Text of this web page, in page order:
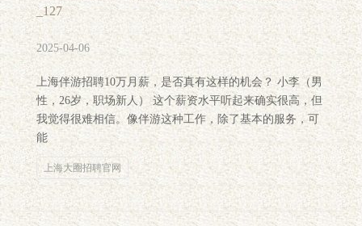
_127
2025-04-06
上海伴游招聘10万月薪，是否真有这样的机会？ 小李（男
性，26岁，职场新人） 这个薪资水平听起来确实很高，但
我觉得很难相信。像伴游这种工作，除了基本的服务，可
能
上海大圈招聘官网